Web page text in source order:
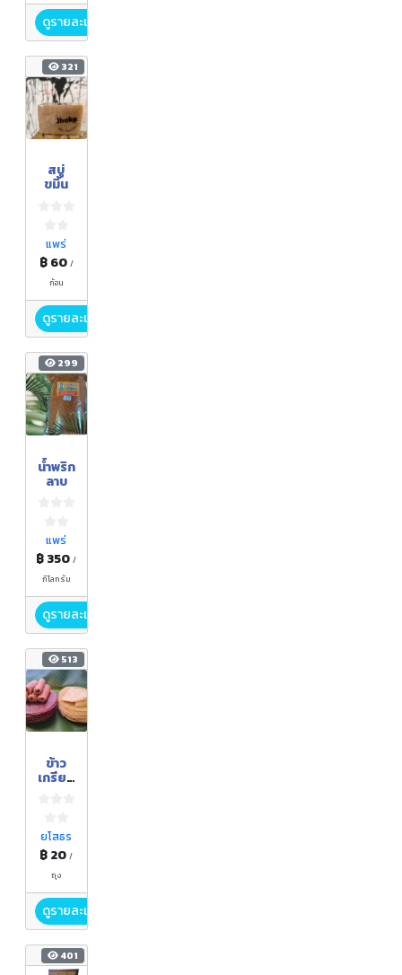
ดูรายละเอียด
321
สบู่
ขมิ้น
แพร่
฿ 60 /
ก้อน
ดูรายละเอียด
299
น้ำพริก
ลาบ
แพร่
฿ 350/
กิโลกรัม
ดูรายละเอียด
513
ข้าว
เกรียบ
อีสาน)
ยโสธร
฿ 20/
ถุง
ดูรายละเอียด
401